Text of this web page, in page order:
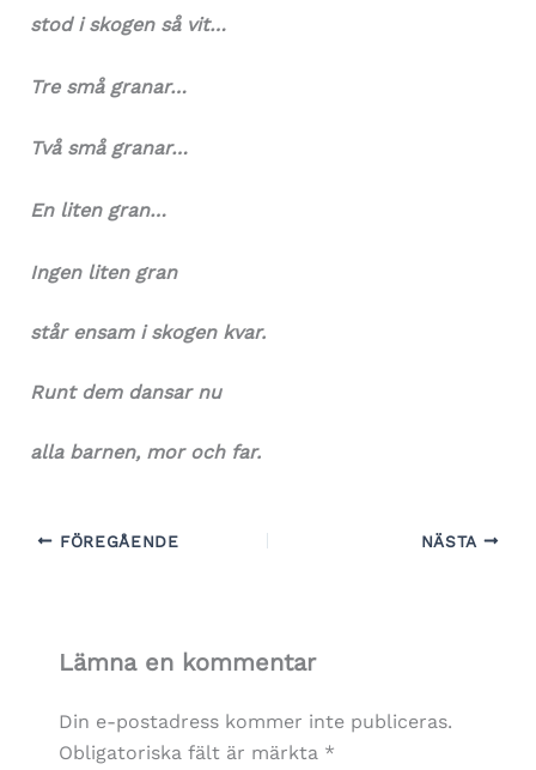
stod i skogen så vit…
Tre små granar…
Två små granar…
En liten gran…
Ingen liten gran
står ensam i skogen kvar.
Runt dem dansar nu
alla barnen, mor och far.
FÖREGÅENDE NÄSTA
Lämna en kommentar
Din e-postadress kommer inte publiceras.
Obligatoriska fält är märkta *